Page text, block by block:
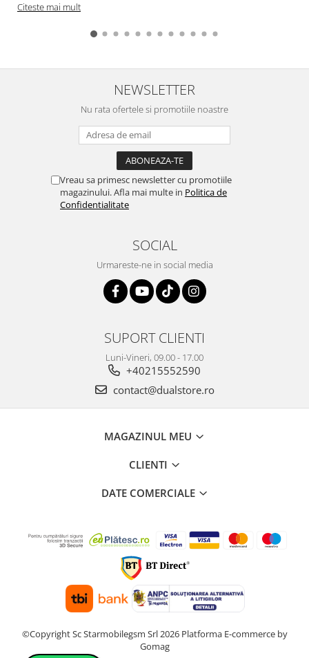
Citeste mai mult
NEWSLETTER
Nu rata ofertele si promotiile noastre
Vreau sa primesc newsletter cu promotiile
magazinului. Afla mai multe in Politica de
Confidentialitate
SOCIAL
Urmareste-ne in social media
SUPORT CLIENTI
Luni-Vineri, 09.00 - 17.00
+40215552590
contact@dualstore.ro
MAGAZINUL MEU
CLIENTI
DATE COMERCIALE
©Copyright Sc Starmobilegsm Srl 2026 Platforma E-commerce by
Gomag